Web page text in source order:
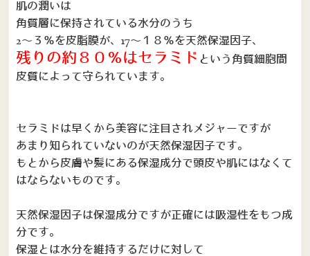
肌の潤いは
角質層に保持されている水分のうち
2〜３％を皮脂膜が、17〜１８％を天然保湿因子、
残りの約８０％はセラミド という角質細胞間
皮質によって守られています。
セラミドは早くから美容に注目されメジャーですが
あまり知られていないのが天然保湿因子です。
もとから皮膚や髪にある保湿成分で頭皮や肌にはなくて
はならないものです。
天然保湿因子は保湿成分ですが正確には吸湿性をもつ成
分です。
保湿とは水分を維持するだけに対して